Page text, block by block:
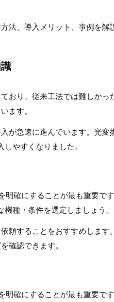
法、導入メリット、事例を解
おり、従来工法では難しかっ
ます。
が急速に進んでいます。光変
やすくなりました。
確にすることが最も重要です
種・条件を選定しましょう。
頼することをおすすめします
を確認できます。
確にすることが最も重要です